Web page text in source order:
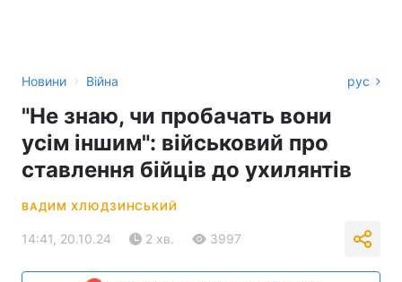
Новини › Війна рус
"Не знаю, чи пробачать вони
усім іншим": військовий про
ставлення бійців до ухилянтів
ВАДИМ ХЛЮДЗИНСЬКИЙ
14:41, 20.10.24 2 хв. 3997